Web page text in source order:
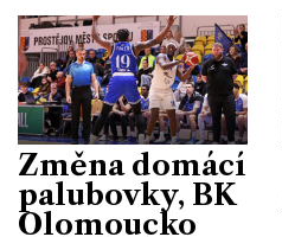
Změna domácí
palubovky, BK
Olomoucko